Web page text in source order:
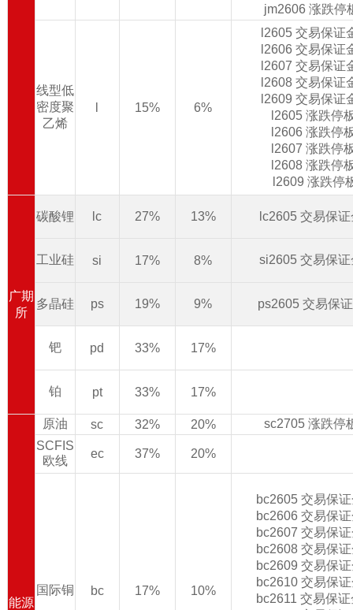
jm2606 涨跌停
线型低
密度聚
乙烯
15% 6%
l2605 交易保证
l2606 交易保证
l2607 交易保证
l2608 交易保证
l2609 交易保证
l2605 涨跌停
l2606 涨跌停
l2607 涨跌停
l2608 涨跌停
l2609 涨跌停
广期
所
碳酸锂 lc 27% 13% lc2605 交易保
工业硅 si 17% 8% si2605 交易保
多晶硅 ps 19% 9% ps2605 交易保
钯 pd 33% 17%
铂 pt 33% 17%
能源
原油 sc 32% 20%
sc2705 涨跌停
SCFIS
欧线
ec 37% 20%
国际铜 bc 17% 10%
bc2605 交易保
bc2606 交易保
bc2607 交易保
bc2608 交易保
bc2609 交易保
bc2610 交易保
bc2611 交易保